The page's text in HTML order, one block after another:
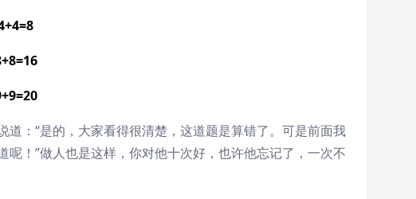
：“是的，大家看得很清楚，这道题是算错了。可是前面我
！”做人也是这样，你对他十次好，也许他忘记了，一次不